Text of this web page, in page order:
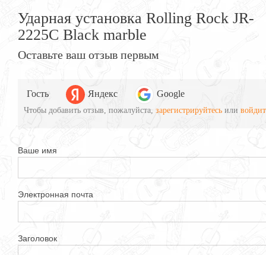
Ударная установка Rolling Rock JR-
2225C Black marble
Оставьте ваш отзыв первым
Гость Яндекс Google
Чтобы добавить отзыв, пожалуйста, зарегистрируйтесь или
Ваше имя
Электронная почта
Заголовок